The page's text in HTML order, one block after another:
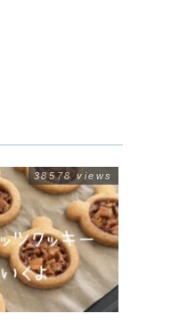
38578 views